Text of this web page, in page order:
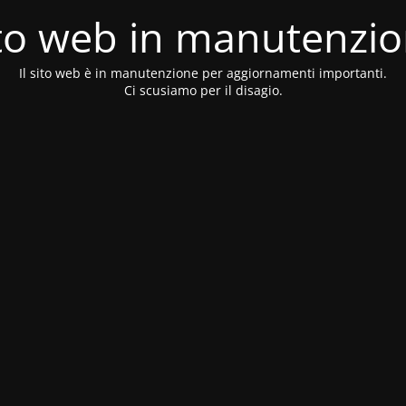
web in
Il sito web è in manutenzione per aggiornamenti importanti.
Ci scusiamo per il disagio.